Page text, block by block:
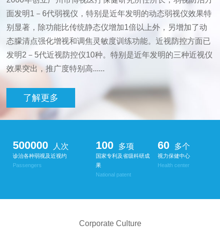
面发明1－6代弱视仪，特别是近年发明的动态弱视仪效果特
别显著，除功能比传统静态仪增加1倍以上外，另增加了动
态朦清点强化增视和调焦灵敏度训练功能。近视防控方面已
发明2－5代近视防控仪10种。特别是近年发明的三种近视仪
效果突出，推广度特别高......
了解更多
500000 人次
诊治各种弱视及近视约
Passengers
100 多项
国家专利及省级科研成
果
National patent
60 多个
视力保健中心
Health center
Corporate Culture